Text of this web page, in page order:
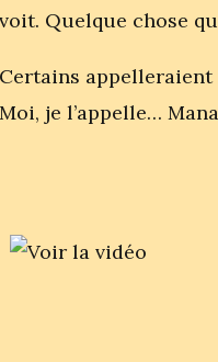
voit. Quelque chose
Certains appelleraient
Moi, je l’appelle…